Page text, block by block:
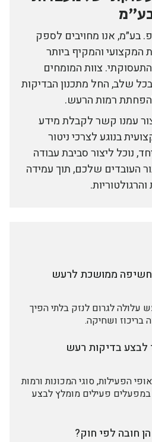
בע״מ, אנו מחויבים לספק
המקצועי והמקיף ביותר
צוות המומחים
שלב, החל מתכנון הבדיקות
רמות הרעש.
עמנו קשר לקבלת מידע
בנוגע לצרכי ניטור
נוכל ליצור סביבת עבודה
העובדים שלכם, תוך עמידה
ממושכת לרעש
לגרום לנזק בלתי הפיך
בריכוז ושחיקה.
לבצע בדיקות רעש
הפעילות, סוגי המכונות ורמות
פעילים מומלץ לבצע
חובה לפי חוק?